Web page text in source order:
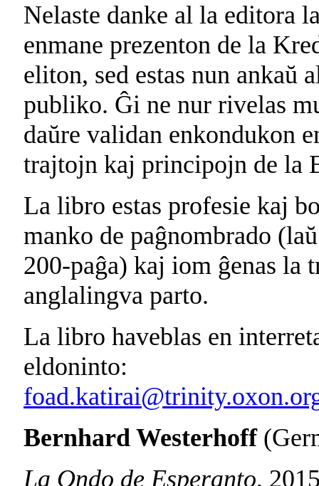
Nelaste danke al la editora
enmane prezenton de la
eliton, sed estas nun ankaŭ
publiko. Ĝi ne nur rivelas
daŭre validan enkondukon
trajtojn kaj principojn de la
La libro estas profesie kaj
manko de paĝnombrado
200-paĝa) kaj iom ĝenas la
anglalingva parto.
La libro haveblas en
eldoninto:
Bernhard Westerhoff
La Ondo de Esperanto,